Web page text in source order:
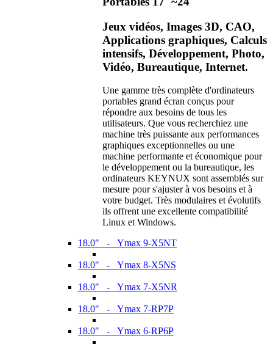
Jeux vidéos, Images 3D, CAO,
Applications graphiques, Calculs
intensifs, Développement, Photo,
Vidéo, Bureautique, Internet.
Une gamme très complète d'ordinateurs
portables grand écran conçus pour
répondre aux besoins de tous les
utilisateurs. Que vous recherchiez une
machine très puissante aux performances
graphiques exceptionnelles ou une
machine performante et économique pour
le développement ou la bureautique, les
ordinateurs KEYNUX sont assemblés sur
mesure pour s'ajuster à vos besoins et à
votre budget. Très modulaires et évolutifs
ils offrent une excellente compatibilité
Linux et Windows.
18.0" - Ymax 9-X5NT
18.0" - Ymax 8-X5NS
18.0" - Ymax 7-X5NR
18.0" - Ymax 7-RP7P
18.0" - Ymax 6-RP6P